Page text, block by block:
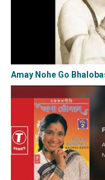
Amay Nohe Go